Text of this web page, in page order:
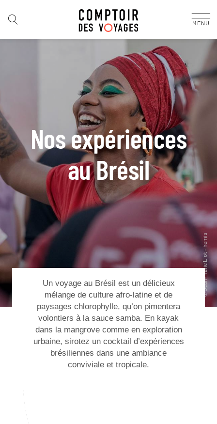
MENU
Nos expériences
au Brésil
Un voyage au Brésil est un délicieux
mélange de culture afro-latine et de
paysages chlorophylle, qu’on pimentera
volontiers à la sauce samba. En kayak
dans la mangrove comme en exploration
urbaine, sirotez un cocktail d’expériences
brésiliennes dans une ambiance
conviviale et tropicale.